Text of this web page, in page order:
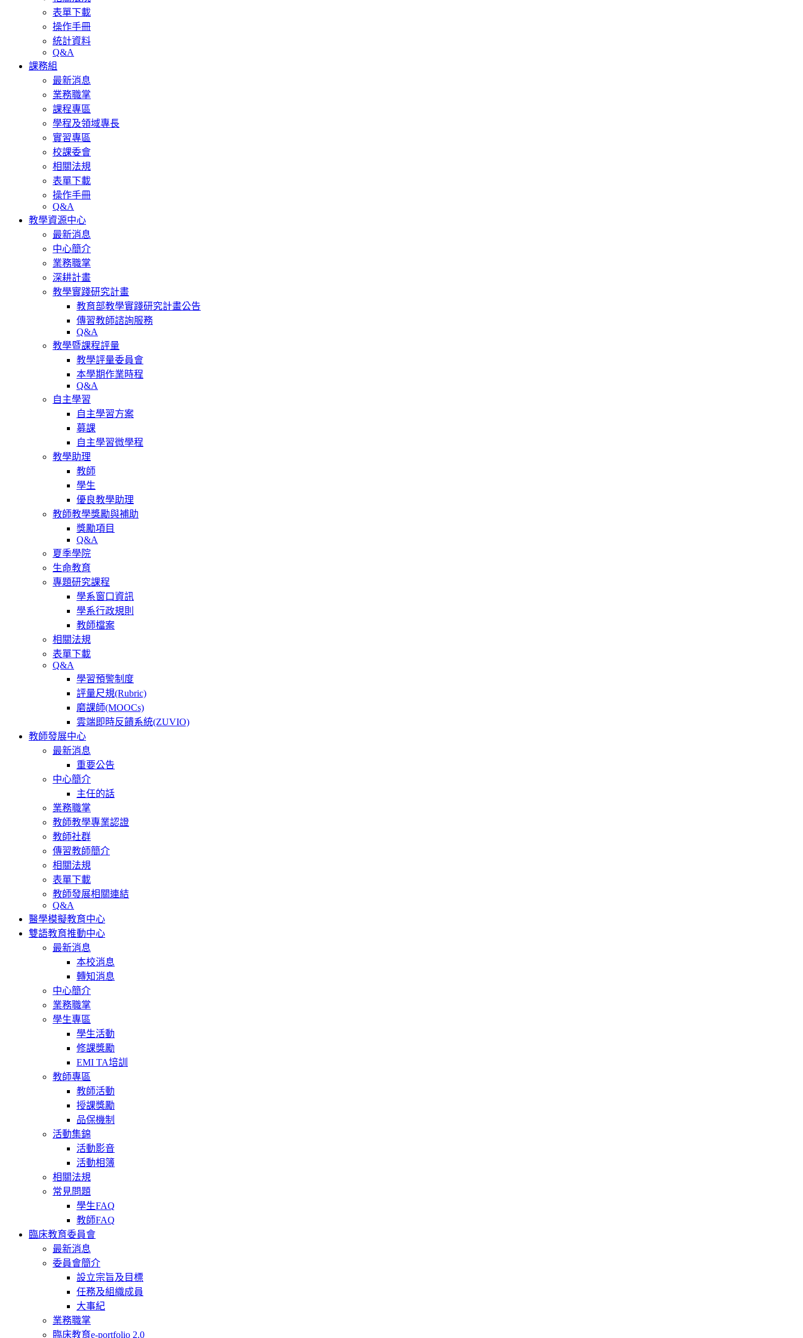
表單下載
操作手冊
統計資料
Q&A
課務組
最新消息
業務職掌
課程專區
學程及領域專長
實習專區
校課委會
相關法規
表單下載
操作手冊
Q&A
教學資源中心
最新消息
中心簡介
業務職掌
深耕計畫
教學實踐研究計畫
教育部教學實踐研究計畫公告
傳習教師諮詢服務
Q&A
教學暨課程評量
教學評量委員會
本學期作業時程
Q&A
自主學習
自主學習方案
募課
自主學習微學程
教學助理
教師
學生
優良教學助理
教師教學獎勵與補助
獎勵項目
Q&A
夏季學院
生命教育
專題研究課程
學系窗口資訊
學系行政規則
教師檔案
相關法規
表單下載
Q&A
學習預警制度
評量尺規(Rubric)
磨課師(MOOCs)
雲端即時反饋系統(ZUVIO)
教師發展中心
最新消息
重要公告
中心簡介
主任的話
業務職掌
教師教學專業認證
教師社群
傳習教師簡介
相關法規
表單下載
教師發展相關連結
Q&A
醫學模擬教育中心
雙語教育推動中心
最新消息
本校消息
轉知消息
中心簡介
業務職掌
學生專區
學生活動
修課獎勵
EMI TA培訓
教師專區
教師活動
授課獎勵
品保機制
活動集錦
活動影音
活動相簿
相關法規
常見問題
學生FAQ
教師FAQ
臨床教育委員會
最新消息
委員會簡介
設立宗旨及目標
任務及組織成員
大事紀
業務職掌
臨床教育e-portfolio 2.0